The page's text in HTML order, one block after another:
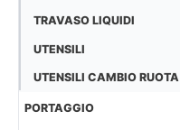
TRAVASO LIQUIDI
UTENSILI
UTENSILI CAMBIO RUOTA
PORTAGGIO